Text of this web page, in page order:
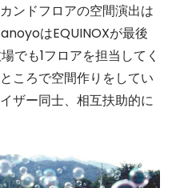
ンドフロアの空間演出は
はEQUINOXが最後
でも1フロアを担当してく
ころで空間作りをしてい
ザー同士、相互扶助的に